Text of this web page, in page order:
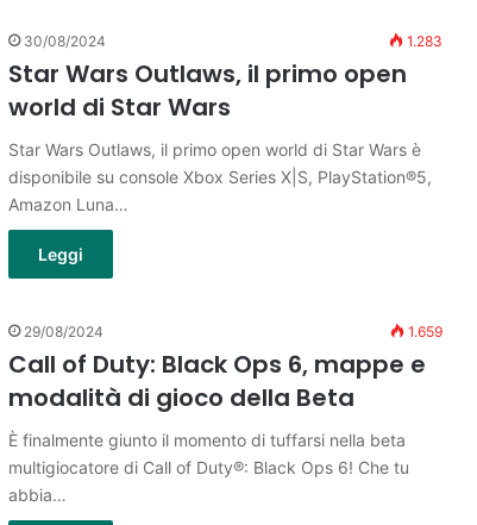
30/08/2024 1.283
Star Wars Outlaws, il primo open
world di Star Wars
Star Wars Outlaws, il primo open world di Star Wars è
disponibile su console Xbox Series X|S, PlayStation®5,
Amazon Luna…
Leggi
29/08/2024 1.659
Call of Duty: Black Ops 6, mappe e
modalità di gioco della Beta
È finalmente giunto il momento di tuffarsi nella beta
multigiocatore di Call of Duty®: Black Ops 6! Che tu
abbia…